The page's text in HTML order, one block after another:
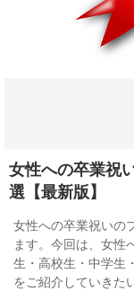
女性への卒業祝
選【最新版】
女性への卒業祝いの
ます。今回は、女性
生・高校生・中学生
をご紹介していきた